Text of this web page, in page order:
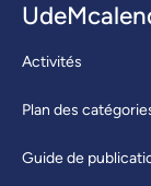
Activités
Plan des
Guide de